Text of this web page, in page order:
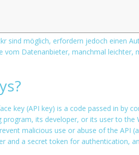
0);
.size
"media"
("m");
);
sind möglich, erfordern jedoch einen
vom Datenanbieter, manchmal leichter,
key (API key) is a code passed in by
its developer, or its user to
malicious use or abuse of the API
and a secret token for authentication,